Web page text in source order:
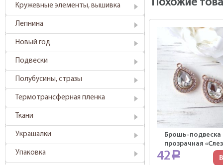
Кружевные элементы, вышивка
Лепнина
Новый год
Подвески
Полубусины, стразы
Термотрансферная пленка
Ткани
Украшалки
Упаковка
Похожие
Брошь-подвеска
прозрачная
42 Р